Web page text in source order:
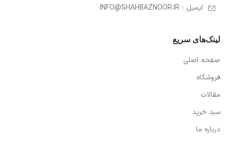
ایمیل : INFO@SHAHBAZNOOR.IR
لینک‌های سریع
صفحه اصلی
فروشگاه
مقالات
سبد خرید
درباره ما